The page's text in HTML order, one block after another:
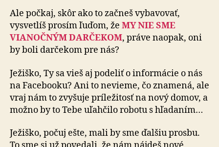
Ale počkaj, skôr ako to začneš vybavovať,
vysvetlíš prosím ľuďom, že MY NIE SME
VIANOČNÝM DARČEKOM, práve naopak, oni
by boli darčekom pre nás?
Ježiško, Ty sa vieš aj podeliť o informácie o nás
na Facebooku? Ani to nevieme, čo znamená, ale
vraj nám to zvyšuje príležitosť na nový domov, a
možno by to Tebe uľahčilo robotu s hľadaním…
Ježiško, počuj ešte, mali by sme ďalšiu prosbu.